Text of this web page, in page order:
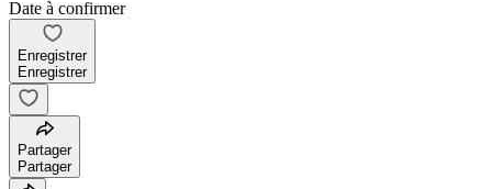
Date à confirmer
Enregistrer
Enregistrer
Partager
Partager